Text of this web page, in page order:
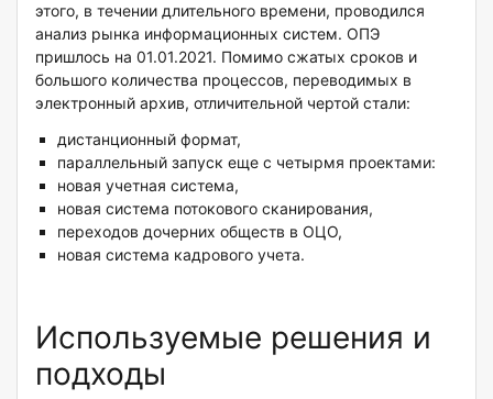
этого, в течении длительного времени, проводился
анализ рынка информационных систем. ОПЭ
пришлось на 01.01.2021. Помимо сжатых сроков и
большого количества процессов, переводимых в
электронный архив, отличительной чертой стали:
дистанционный формат,
параллельный запуск еще с четырмя проектами:
новая учетная система,
новая система потокового сканирования,
переходов дочерних обществ в ОЦО,
новая система кадрового учета.
Используемые решения и
подходы